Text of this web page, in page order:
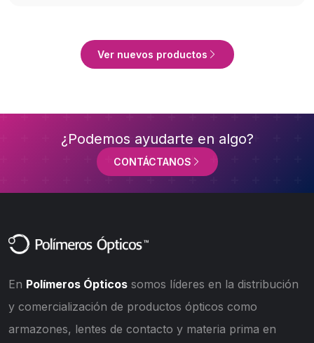
Ver nuevos productos
¿Podemos ayudarte en algo?
CONTÁCTANOS
En Polímeros Ópticos somos líderes en la distribución
y comercialización de productos ópticos como
armazones, lentes de contacto y materia prima en